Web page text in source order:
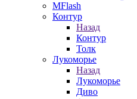
MFlash
Контур
Назад
Контур
Толк
Лукоморье
Назад
Лукоморье
Диво